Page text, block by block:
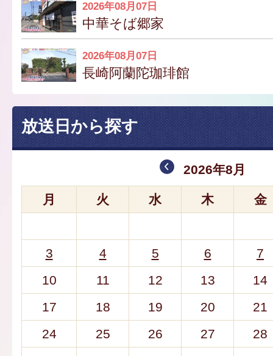
2026年08月07日
中華そば郷家
2026年08月07日
長崎阿蘭陀珈琲館
放送日から探す
2026年8月
月 火 水 木 金
3 4 5 6
7
10
11 12 13
14
17
18 19 20
21
24
25 26 27
28